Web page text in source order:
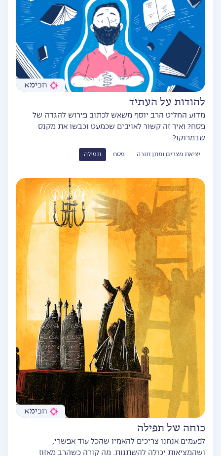
חכימא
להודות על העתיד
מדוע החליט הרב יוסף משאש לכתוב פירוש להגדה של
פסח? ואיך זה קשור לאויבים שכמעט וכבשו את מקנס
שבמרוקו?
יציאת מצרים ומתן תורה פסח תפילה
חכימא
כוחה של תפילה
לפעמים אנחנו צריכים להאמין שהכל עוד אפשרי,
ושהמציאות יכולה להשתנות. מה קורה כשהרב מאזוז